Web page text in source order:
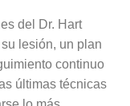
del Dr. Hart
lesión, un plan
continuo
últimas técnicas